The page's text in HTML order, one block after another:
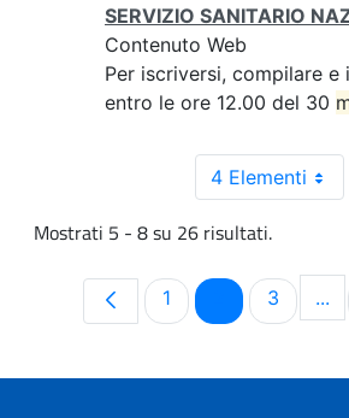
SERVIZIO SANITARIO
Contenuto Web
Per iscriversi, compilare e
entro le ore 12.00 del 30
4 Elementi
Mostrati 5 - 8 su 26 risultati.
Pagina
1 PaginaPagina
3 ...